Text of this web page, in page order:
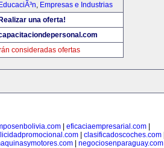
EducaciÃ³n, Empresas e Industrias
Realizar una oferta!
consideradas ofertas
| eficaciaempresarial.com|
clasificadoscoches.com
negociosenparaguay.com